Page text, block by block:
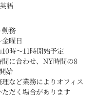
語
勤務
曜日
時〜11時開始予定
に合わせ、NY時間の8
始
など業務によりオフィス
ただく場合があります